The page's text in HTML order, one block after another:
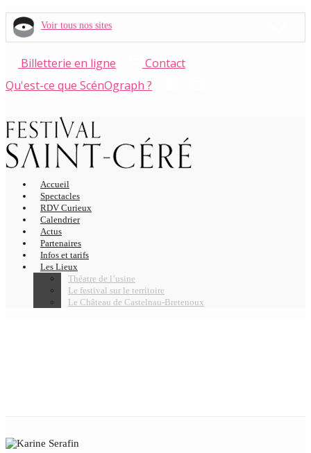
Voir tous nos sites
Billetterie en ligne
Contact
Qu'est-ce que ScénOgraph ?
Accueil
Spectacles
RDV Curieux
Calendrier
Actus
Partenaires
Infos et tarifs
Les Lieux
Théatre de l’usine
Le festival sur le territoire
Le Château de Castelnau-Bretenoux